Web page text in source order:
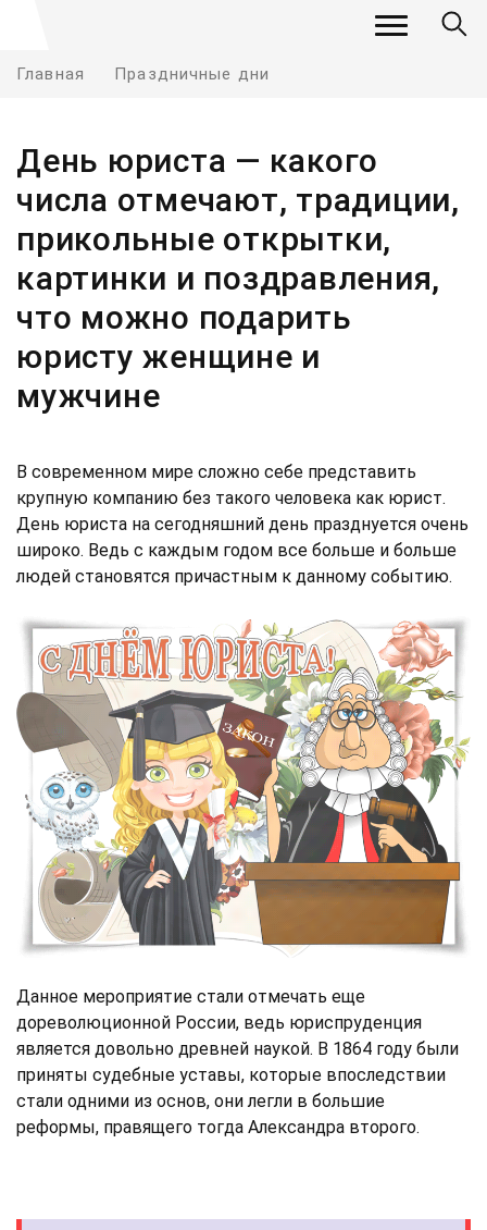
Главная Праздничные дни
День юриста — какого
числа отмечают, традиции,
прикольные открытки,
картинки и поздравления,
что можно подарить
юристу женщине и
мужчине
В современном мире сложно себе представить
крупную компанию без такого человека как юрист.
День юриста на сегодняшний день празднуется очень
широко. Ведь с каждым годом все больше и больше
людей становятся причастным к данному событию.
Данное мероприятие стали отмечать еще
дореволюционной России, ведь юриспруденция
является довольно древней наукой. В 1864 году были
приняты судебные уставы, которые впоследствии
стали одними из основ, они легли в большие
реформы, правящего тогда Александра второго.